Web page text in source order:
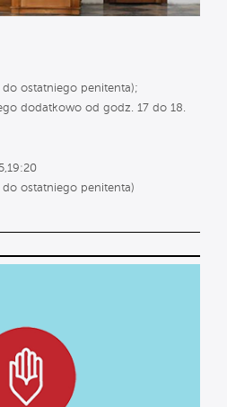
ostatniego penitenta);
dodatkowo od godz. 17 do 18.
ostatniego penitenta)